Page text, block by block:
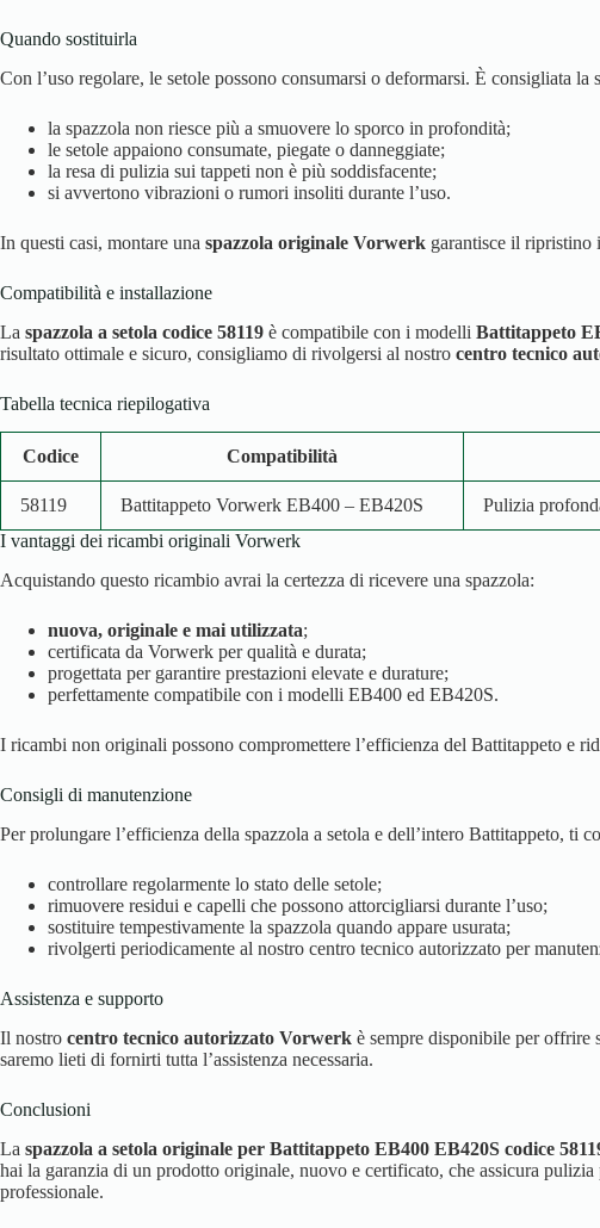
Quando sostituirla
Con l’uso regolare, le setole possono consumarsi o deformarsi. È consigliata la
la spazzola non riesce più a smuovere lo sporco in profondità;
le setole appaiono consumate, piegate o danneggiate;
la resa di pulizia sui tappeti non è più soddisfacente;
si avvertono vibrazioni o rumori insoliti durante l’uso.
In questi casi, montare una spazzola originale Vorwerk garantisce il ripristino
Compatibilità e installazione
La spazzola a setola codice 58119 è compatibile con i modelli Battitappeto
risultato ottimale e sicuro, consigliamo di rivolgersi al nostro centro tecnico
Tabella tecnica riepilogativa
Codice Compatibilità
58119 Battitappeto Vorwerk EB400 – EB420S Pulizia
I vantaggi dei ricambi originali Vorwerk
Acquistando questo ricambio avrai la certezza di ricevere una spazzola:
nuova, originale e mai utilizzata;
certificata da Vorwerk per qualità e durata;
progettata per garantire prestazioni elevate e durature;
perfettamente compatibile con i modelli EB400 ed EB420S.
I ricambi non originali possono compromettere l’efficienza del Battitappeto e
Consigli di manutenzione
Per prolungare l’efficienza della spazzola a setola e dell’intero Battitappeto, ti
controllare regolarmente lo stato delle setole;
rimuovere residui e capelli che possono attorcigliarsi durante l’uso;
sostituire tempestivamente la spazzola quando appare usurata;
rivolgerti periodicamente al nostro centro tecnico autorizzato per
Assistenza e supporto
Il nostro centro tecnico autorizzato Vorwerk è sempre disponibile per offrire
saremo lieti di fornirti tutta l’assistenza necessaria.
Conclusioni
La spazzola a setola originale per Battitappeto EB400 EB420S codice
hai la garanzia di un prodotto originale, nuovo e certificato, che assicura
professionale.